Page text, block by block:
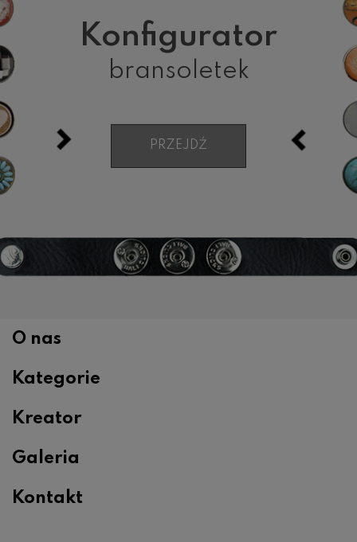
Konfigurator
bransoletek
PRZEJDŹ
O nas
Kategorie
Kreator
Galeria
Kontakt